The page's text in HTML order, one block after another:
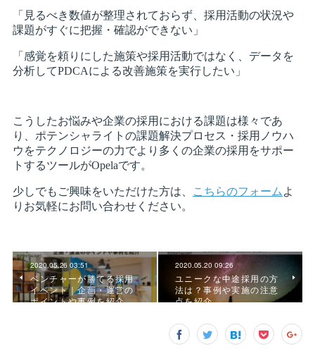
2020.05.26 03:51
ベンチャーが勝てる採用
イベント｜企画・運営の
ポイントや事例を紹介
2020.05.20 09:26
ユニークな中途採用の方
法は？事例や実施の注意
点を紹介